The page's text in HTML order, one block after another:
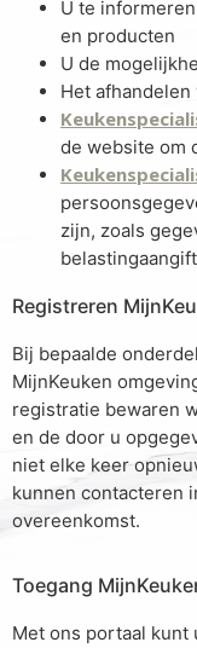
U te
en producten
U de
Het
de website om
zijn, zoals
Registreren
Bij bepaalde
MijnKeuken
registratie bewaren
en de door u
niet elke keer
kunnen contacteren
overeenkomst.
Toegang
Met ons portaal kunt